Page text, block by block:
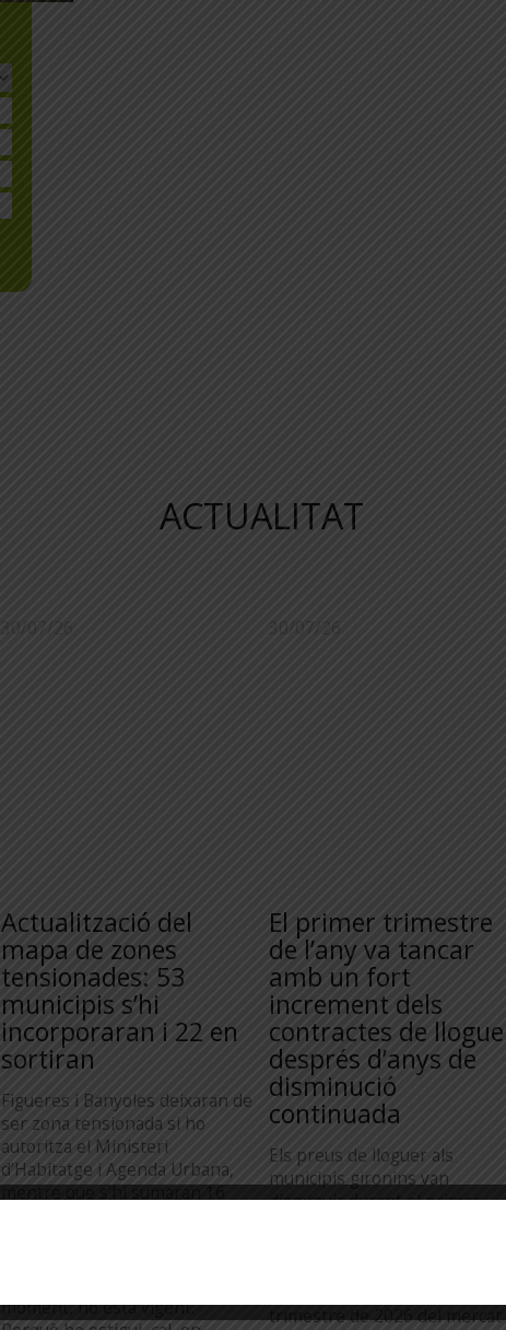
ACTUALITAT
30/07/26
Actualització del
mapa de zones
tensionades: 53
municipis s’hi
incorporaran i 22 en
sortiran
Figueres i Banyoles deixaran de
ser zona tensionada si ho
autoritza el Ministeri
d’Habitatge i Agenda Urbana,
moment, no està vigent.
30/07/26
El primer trimestre
de l’any va tancar
amb un fort
increment dels
contractes de
després d’anys de
disminució
continuada
Els preus de lloguer als
municipis gironins van
disminuir durant el primer
trimestre de 2026 del mercat